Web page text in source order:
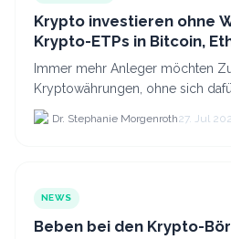
Krypto investieren ohne
Krypto-ETPs in Bitcoin,
anlegst
Immer mehr Anleger möchten
Kryptowährungen, ohne sich
Wallet einrichten zu müssen.
nicht nur Bitcoin h...
Dr. Stephanie Morgenroth27. Jul
NEWS
Beben bei den Krypto-